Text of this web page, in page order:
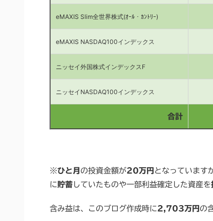
eMAXIS Slim全世界株式(ｵｰﾙ・ｶﾝﾄﾘｰ)
eMAXIS NASDAQ100インデックス
ニッセイ外国株式インデックスF
ニッセイNASDAQ100インデックス
合計
※ひと月 の投資金額が20万円 となっています
に貯蓄 していたものや一部利益確定した資産を
含み益は、このブログ作成時に2,703万円 の